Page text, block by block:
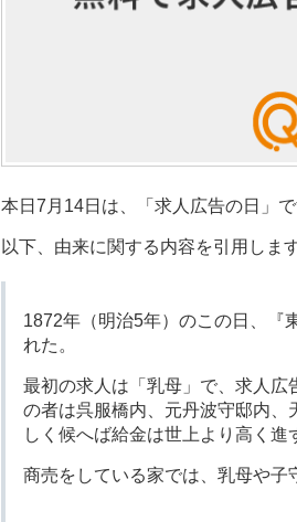
本日7月14日は、「求人広告の日」で
以下、由来に関する内容を引用します
1872年（明治5年）のこの日、『
れた。
最初の求人は「乳母」で、求人広
の者は呉服橋内、元丹波守邸内、
しく候へば給金は世上より高く進
商売をしている家では、乳母や子